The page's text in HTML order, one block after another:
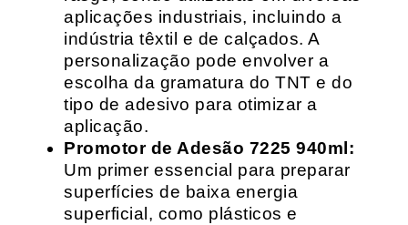
aplicações industriais, incluindo a
indústria têxtil e de calçados. A
personalização pode envolver a
escolha da gramatura do TNT e do
tipo de adesivo para otimizar a
aplicação.
Promotor de Adesão 7225 940ml:
Um primer essencial para preparar
superfícies de baixa energia
superficial, como plásticos e